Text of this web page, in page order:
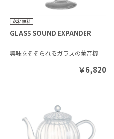
GLASS SOUND EXPANDER
興味をそそられるガラスの蓄音機
￥6,820